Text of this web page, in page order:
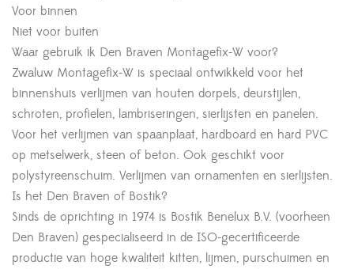
Voor binnen
Niet voor buiten
Waar gebruik ik Den Braven Montagefix-W voor?
Zwaluw Montagefix-W is speciaal ontwikkeld voor het
binnenshuis verlijmen van houten dorpels, deurstijlen,
schroten, profielen, lambriseringen, sierlijsten en panelen.
Voor het verlijmen van spaanplaat, hardboard en hard PVC
op metselwerk, steen of beton. Ook geschikt voor
polystyreenschuim. Verlijmen van ornamenten en sierlijsten.
Is het Den Braven of Bostik?
Sinds de oprichting in 1974 is Bostik Benelux B.V. (voorheen
Den Braven) gespecialiseerd in de ISO-gecertificeerde
productie van hoge kwaliteit kitten, lijmen, purschuimen en